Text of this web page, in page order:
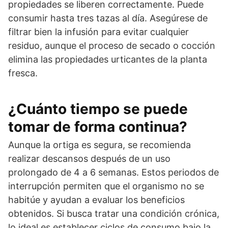
propiedades se liberen correctamente. Puede
consumir hasta tres tazas al día. Asegúrese de
filtrar bien la infusión para evitar cualquier
residuo, aunque el proceso de secado o cocción
elimina las propiedades urticantes de la planta
fresca.
¿Cuánto tiempo se puede
tomar de forma continua?
Aunque la ortiga es segura, se recomienda
realizar descansos después de un uso
prolongado de 4 a 6 semanas. Estos periodos de
interrupción permiten que el organismo no se
habitúe y ayudan a evaluar los beneficios
obtenidos. Si busca tratar una condición crónica,